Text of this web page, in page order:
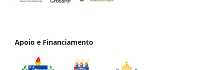
Apoio e Financiamento